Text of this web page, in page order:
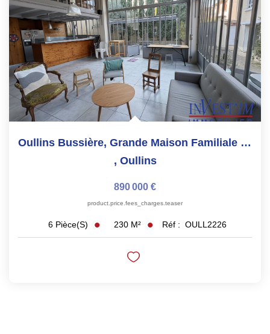
Oullins Bussière, Grande Maison Familiale : 230 M²,...
, Oullins
890 000 €
product.price.fees_charges.teaser
6 Pièce(s) 230 M² Réf : OULL2226